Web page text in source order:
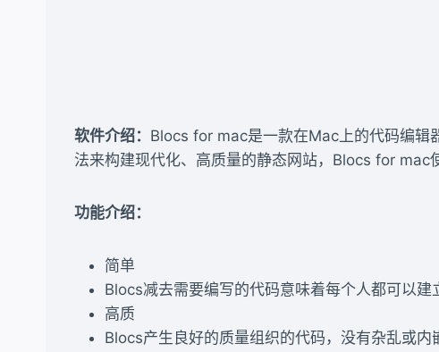
软件介绍： Blocs for mac是一款在Mac上的代码编辑
法来构建现代化、高质量的静态网站，Blocs for mac
功能介绍：
简单
Blocs减去需要编写的代码意味着每个人都可以建
高质
Blocs产生良好的质量组织的代码，没有杂乱或内